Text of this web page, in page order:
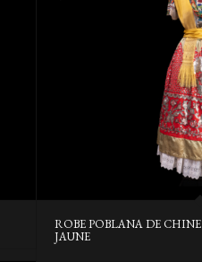
ROBE POBLANA DE
JAUNE